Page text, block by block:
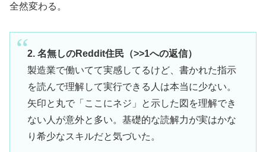
全然変わる。
2. 名無しのReddit住民（>>1への返信）
製造業で働いてて実感してるけど、書かれた指示
を読んで理解して実行できる人は本当に少ない。
矢印と丸で「ここにネジ」と示した図を理解でき
ない人が意外と多い。基礎的な読解力が実はかな
り希少なスキルだと気づいた。